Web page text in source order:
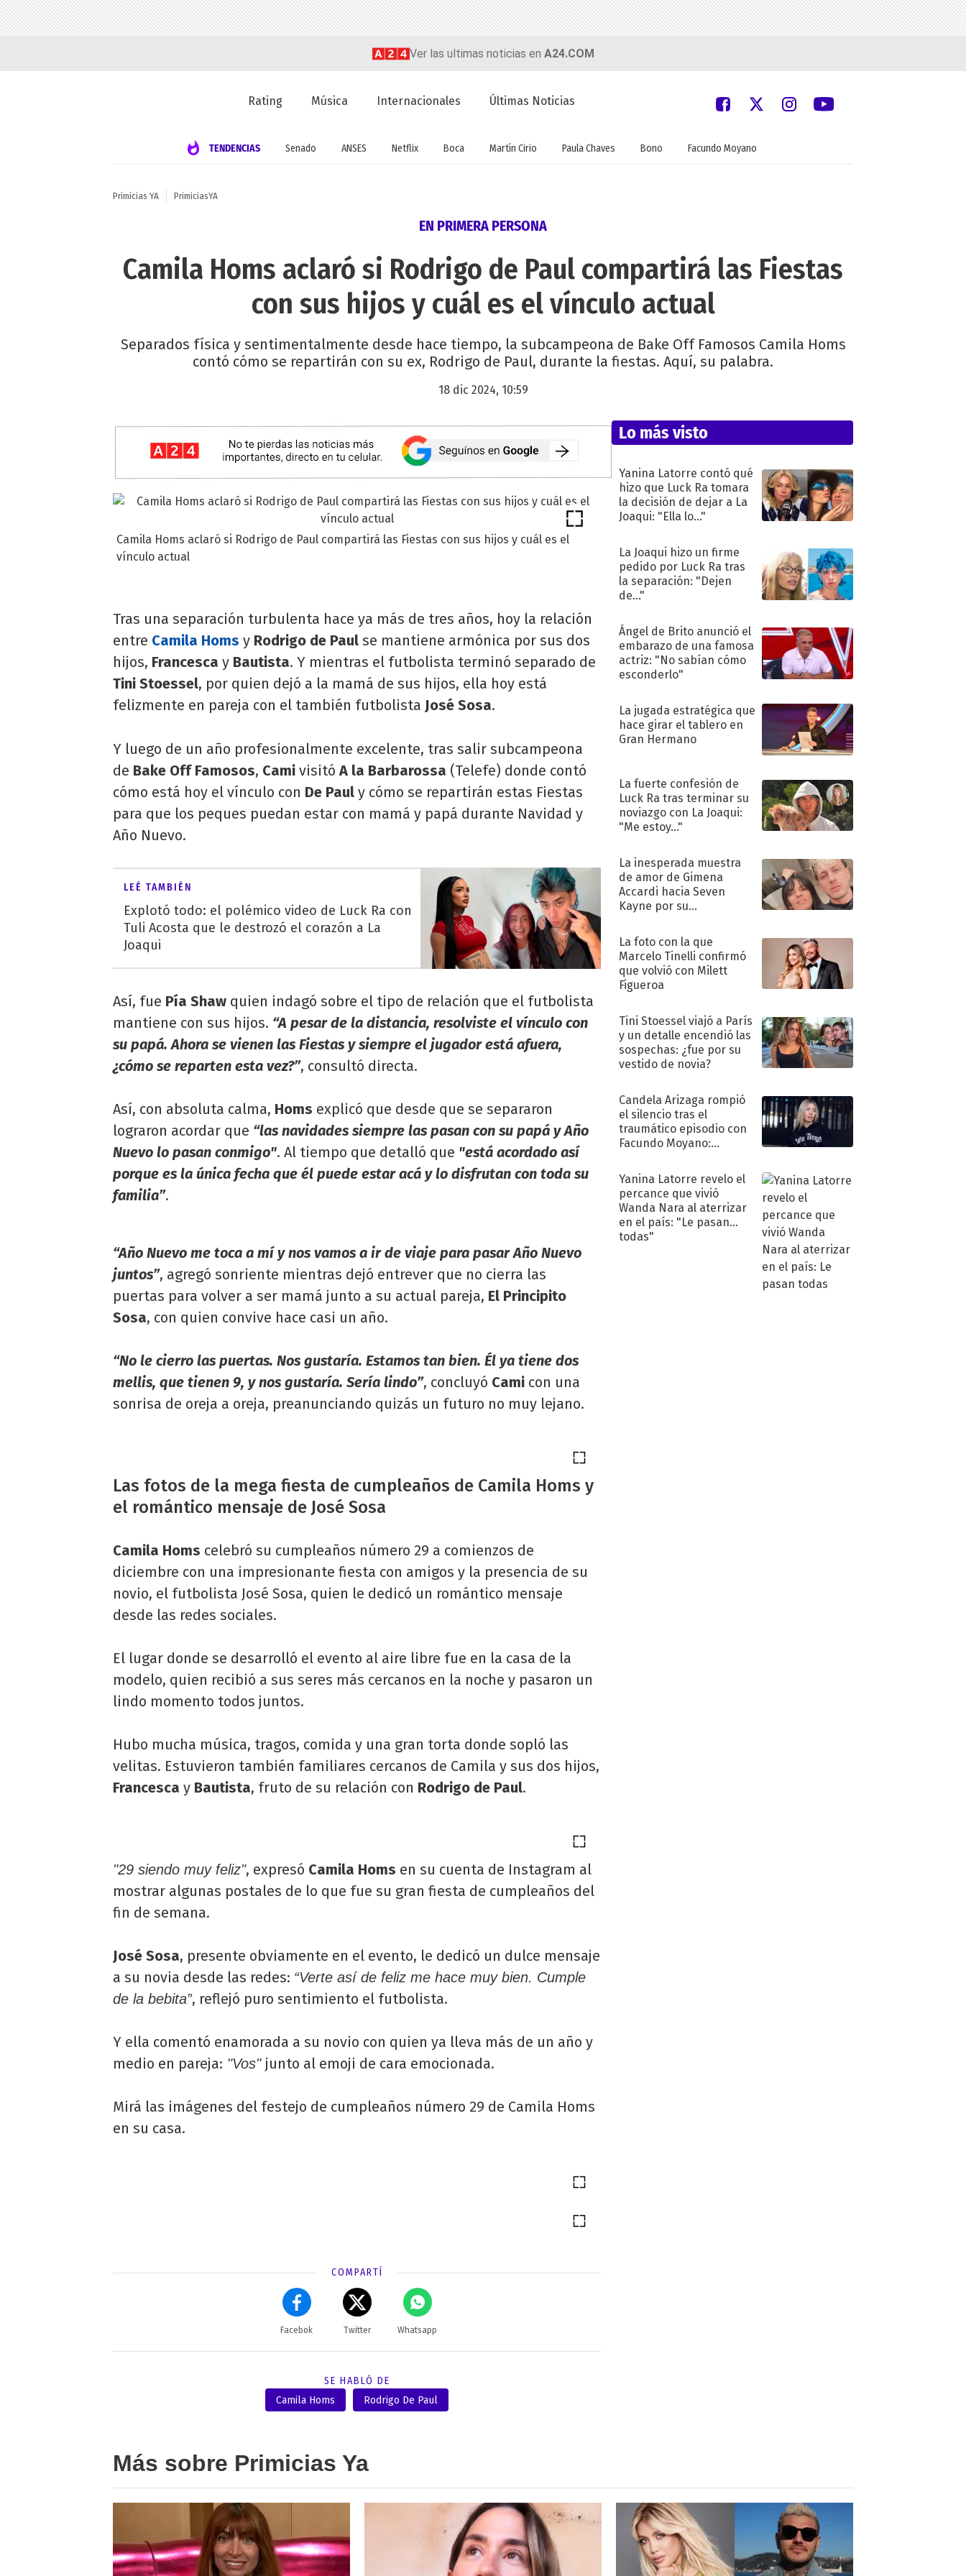
Ver las ultimas noticias en A24.COM
Rating Música Internacionales Últimas Noticias
TENDENCIAS Senado ANSES Netflix Boca Martín Cirio Paula Chaves Bono Facundo Moyano
Primicias YA PrimiciasYA
EN PRIMERA PERSONA
Camila Homs aclaró si Rodrigo de Paul compartirá las Fiestas
con sus hijos y cuál es el vínculo actual
Separados física y sentimentalmente desde hace tiempo, la subcampeona de Bake Off Famosos Camila Homs
contó cómo se repartirán con su ex, Rodrigo de Paul, durante la fiestas. Aquí, su palabra.
18 dic 2024, 10:59
Camila Homs aclaró si Rodrigo de Paul compartirá las Fiestas con sus hijos y cuál es el
vínculo actual
Tras una separación turbulenta hace ya más de tres años, hoy la relación
entre Camila Homs y Rodrigo de Paul se mantiene armónica por sus dos
hijos, Francesca y Bautista. Y mientras el futbolista terminó separado de
Tini Stoessel, por quien dejó a la mamá de sus hijos, ella hoy está
felizmente en pareja con el también futbolista José Sosa.
Y luego de un año profesionalmente excelente, tras salir subcampeona
de Bake Off Famosos, Cami visitóA la Barbarossa (Telefe) donde contó
cómo está hoy el vínculo con De Paul y cómo se repartirán estas Fiestas
para que los peques puedan estar con mamá y papá durante Navidad y
Año Nuevo.
LEÉ TAMBIÉN
Explotó todo: el polémico video de Luck Ra con
Tuli Acosta que le destrozó el corazón a La
Joaqui
Así, fue Pía Shaw quien indagó sobre el tipo de relación que el futbolista
mantiene con sus hijos. “A pesar de la distancia, resolviste el vínculo con
su papá. Ahora se vienen las Fiestas y siempre el jugador está afuera,
¿cómo se reparten esta vez?”, consultó directa.
Así, con absoluta calma, Homs explicó que desde que se separaron
lograron acordar que “las navidades siempre las pasan con su papá y Año
Nuevo lo pasan conmigo". Al tiempo que detalló que "está acordado así
porque es la única fecha que él puede estar acá y lo disfrutan con toda su
familia”.
“Año Nuevo me toca a mí y nos vamos a ir de viaje para pasar Año Nuevo
juntos”, agregó sonriente mientras dejó entrever que no cierra las
puertas para volver a ser mamá junto a su actual pareja, El Principito
Sosa, con quien convive hace casi un año.
“No le cierro las puertas. Nos gustaría. Estamos tan bien. Él ya tiene dos
mellis, que tienen 9, y nos gustaría. Sería lindo”, concluyó Cami con una
sonrisa de oreja a oreja, preanunciando quizás un futuro no muy lejano.
Las fotos de la mega fiesta de cumpleaños de Camila Homs y
el romántico mensaje de José Sosa
Camila Homs celebró su cumpleaños número 29 a comienzos de
diciembre con una impresionante fiesta con amigos y la presencia de su
novio, el futbolista José Sosa, quien le dedicó un romántico mensaje
desde las redes sociales.
El lugar donde se desarrolló el evento al aire libre fue en la casa de la
modelo, quien recibió a sus seres más cercanos en la noche y pasaron un
lindo momento todos juntos.
Hubo mucha música, tragos, comida y una gran torta donde sopló las
velitas. Estuvieron también familiares cercanos de Camila y sus dos hijos,
Francesca y Bautista, fruto de su relación con Rodrigo de Paul.
"29 siendo muy feliz", expresó Camila Homs en su cuenta de Instagram al
mostrar algunas postales de lo que fue su gran fiesta de cumpleaños del
fin de semana.
José Sosa, presente obviamente en el evento, le dedicó un dulce mensaje
a su novia desde las redes: “Verte así de feliz me hace muy bien. Cumple
de la bebita”, reflejó puro sentimiento el futbolista.
Y ella comentó enamorada a su novio con quien ya lleva más de un año y
medio en pareja: "Vos" junto al emoji de cara emocionada.
Mirá las imágenes del festejo de cumpleaños número 29 de Camila Homs
en su casa.
COMPARTÍ
Facebok Twitter Whatsapp
SE HABLÓ DE
Camila Homs
Rodrigo De Paul
Lo más visto
Yanina Latorre contó qué
hizo que Luck Ra tomara
la decisión de dejar a La
Joaqui: "Ella lo..."
La Joaqui hizo un firme
pedido por Luck Ra tras
la separación: "Dejen
de..."
Ángel de Brito anunció el
embarazo de una famosa
actriz: "No sabían cómo
esconderlo"
La jugada estratégica que
hace girar el tablero en
Gran Hermano
La fuerte confesión de
Luck Ra tras terminar su
noviazgo con La Joaqui:
"Me estoy..."
La inesperada muestra
de amor de Gimena
Accardi hacia Seven
Kayne por su
La foto con la que
Marcelo Tinelli confirmó
que volvió con Milett
Figueroa
Tini Stoessel viajó a París
y un detalle encendió las
sospechas: ¿fue por su
vestido de novia?
Candela Arizaga rompió
el silencio tras el
traumático episodio con
Facundo Moyano:
Yanina Latorre revelo el
percance que vivió
Wanda Nara al aterrizar
en el país: "Le pasan
todas"
Más sobre Primicias Ya